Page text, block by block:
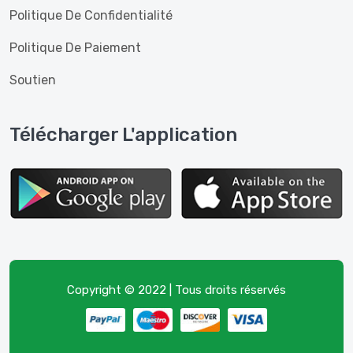
Politique De Confidentialité
Politique De Paiement
Soutien
Télécharger L'application
Copyright © 2022 | Tous droits réservés